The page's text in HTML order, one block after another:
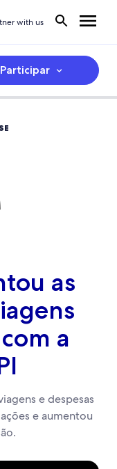
with us
Participar
as
a
e despesas
e aumentou